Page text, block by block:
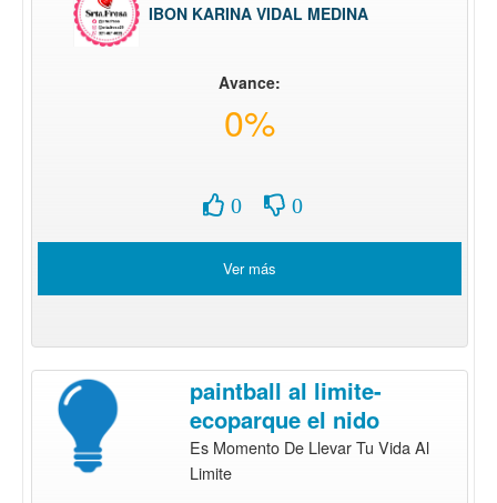
IBON KARINA VIDAL MEDINA
Avance:
0%
0 0
Ver más
paintball al limite-
ecoparque el nido
Es Momento De Llevar Tu Vida Al
Limite